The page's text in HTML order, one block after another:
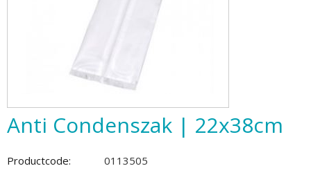
Anti Condenszak | 22x38cm
Productcode:
0113505